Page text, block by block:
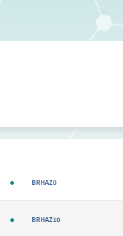
BRHAZ0
BRHAZ10